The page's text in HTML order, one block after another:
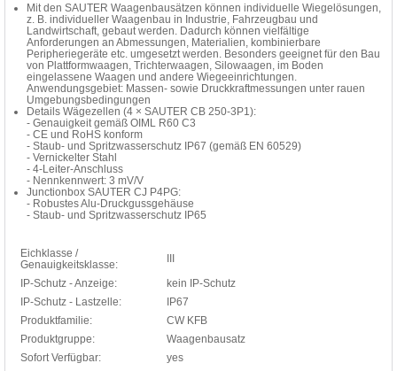
Mit den SAUTER Waagenbausätzen können individuelle Wiegelösungen,
z. B. individueller Waagenbau in Industrie, Fahrzeugbau und
Landwirtschaft, gebaut werden. Dadurch können vielfältige
Anforderungen an Abmessungen, Materialien, kombinierbare
Peripheriegeräte etc. umgesetzt werden. Besonders geeignet für den Bau
von Plattformwaagen, Trichterwaagen, Silowaagen, im Boden
eingelassene Waagen und andere Wiegeeinrichtungen.
Anwendungsgebiet: Massen- sowie Druckkraftmessungen unter rauen
Umgebungsbedingungen
Details Wägezellen (4 × SAUTER CB 250-3P1):
- Genauigkeit gemäß OIML R60 C3
- CE und RoHS konform
- Staub- und Spritzwasserschutz IP67 (gemäß EN 60529)
- Vernickelter Stahl
- 4-Leiter-Anschluss
- Nennkennwert: 3 mV/V
Junctionbox SAUTER CJ P4PG:
- Robustes Alu-Druckgussgehäuse
- Staub- und Spritzwasserschutz IP65
Eichklasse /
Genauigkeitsklasse:
III
IP-Schutz - Anzeige:
kein IP-Schutz
IP-Schutz - Lastzelle:
IP67
Produktfamilie:
CW KFB
Produktgruppe:
Waagenbausatz
Sofort Verfügbar:
yes